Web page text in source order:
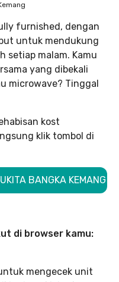
furnished, dengan
untuk mendukung
setiap malam. Kamu
yang dibekali
microwave? Tinggal
kost
klik tombol di
BANGKA KEMANG
di browser kamu:
mengecek unit